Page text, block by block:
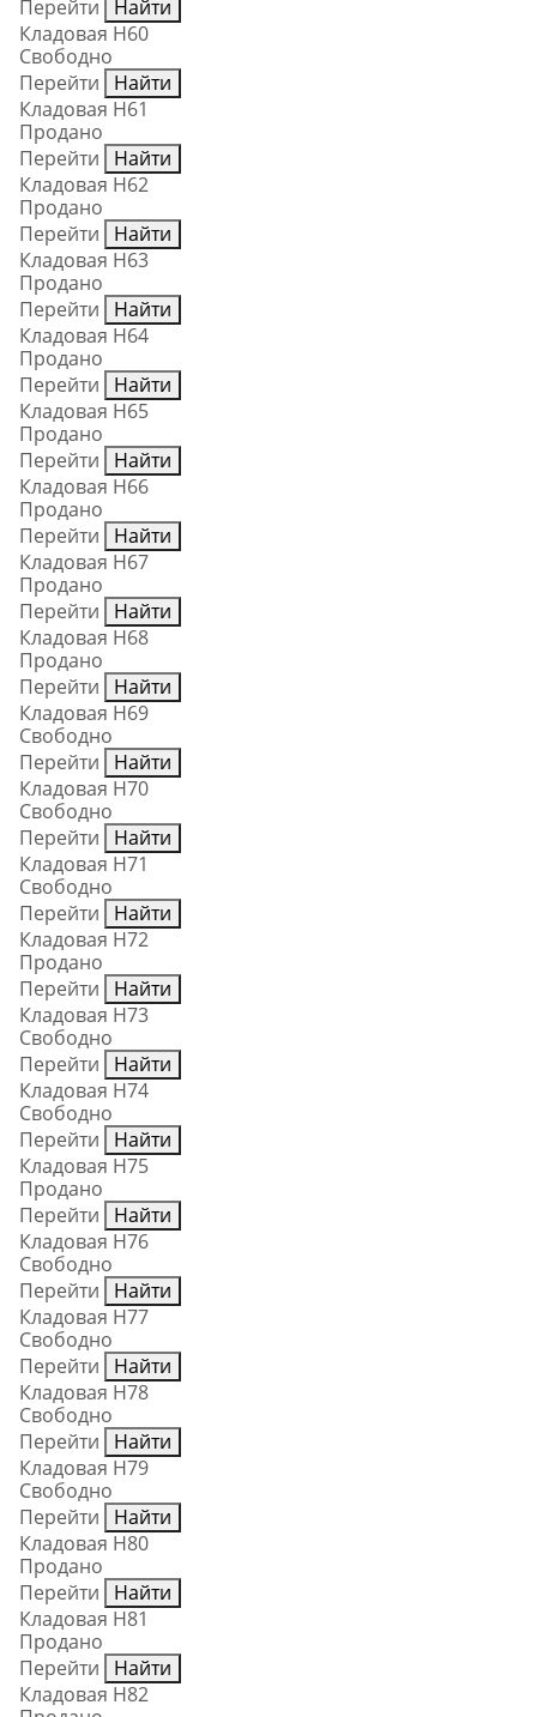
Перейти
Найти
Кладовая Н60
Свободно
Перейти
Найти
Кладовая Н61
Продано
Перейти
Найти
Кладовая Н62
Продано
Перейти
Найти
Кладовая Н63
Продано
Перейти
Найти
Кладовая Н64
Продано
Перейти
Найти
Кладовая Н65
Продано
Перейти
Найти
Кладовая Н66
Продано
Перейти
Найти
Кладовая Н67
Продано
Перейти
Найти
Кладовая Н68
Продано
Перейти
Найти
Кладовая Н69
Свободно
Перейти
Найти
Кладовая Н70
Свободно
Перейти
Найти
Кладовая Н71
Свободно
Перейти
Найти
Кладовая Н72
Продано
Перейти
Найти
Кладовая Н73
Свободно
Перейти
Найти
Кладовая Н74
Свободно
Перейти
Найти
Кладовая Н75
Продано
Перейти
Найти
Кладовая Н76
Свободно
Перейти
Найти
Кладовая Н77
Свободно
Перейти
Найти
Кладовая Н78
Свободно
Перейти
Найти
Кладовая Н79
Свободно
Перейти
Найти
Кладовая Н80
Продано
Перейти
Найти
Кладовая Н81
Продано
Перейти
Найти
Кладовая Н82